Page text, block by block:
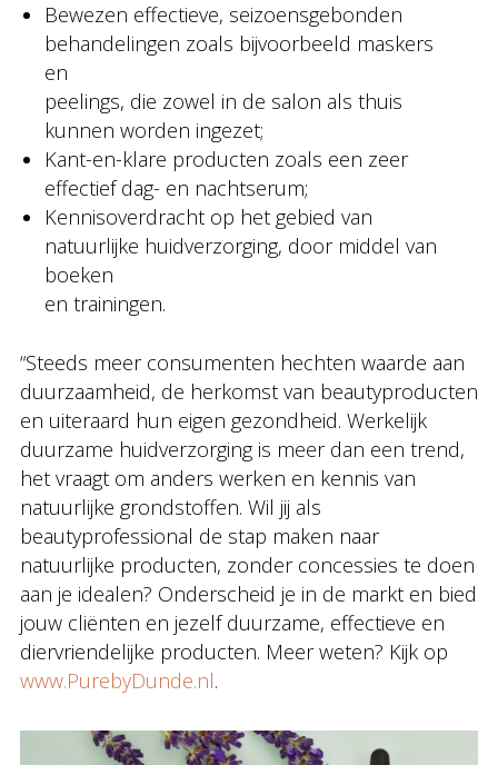
Bewezen effectieve, seizoensgebonden
behandelingen zoals bijvoorbeeld maskers
en
peelings, die zowel in de salon als thuis
kunnen worden ingezet;
Kant-en-klare producten zoals een zeer
effectief dag- en nachtserum;
Kennisoverdracht op het gebied van
natuurlijke huidverzorging, door middel van
boeken
en trainingen.
“Steeds meer consumenten hechten waarde aan
duurzaamheid, de herkomst van beautyproducten
en uiteraard hun eigen gezondheid. Werkelijk
duurzame huidverzorging is meer dan een trend,
het vraagt om anders werken en kennis van
natuurlijke grondstoffen. Wil jij als
beautyprofessional de stap maken naar
natuurlijke producten, zonder concessies te doen
aan je idealen? Onderscheid je in de markt en bied
jouw cliënten en jezelf duurzame, effectieve en
diervriendelijke producten. Meer weten? Kijk op
www.PurebyDunde.nl.